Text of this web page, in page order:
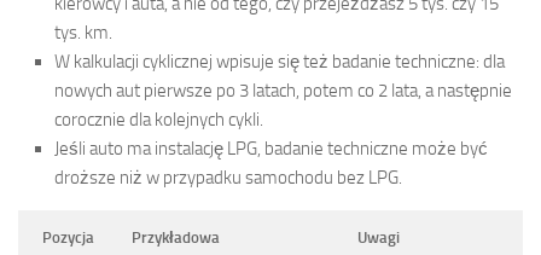
tys. km.
W kalkulacji cyklicznej wpisuje się też badanie techniczne: dla
nowych aut pierwsze po 3 latach, potem co 2 lata, a następnie
corocznie dla kolejnych cykli.
Jeśli auto ma instalację LPG, badanie techniczne może być
droższe niż w przypadku samochodu bez LPG.
Pozycja
Przykładowa
Uwagi